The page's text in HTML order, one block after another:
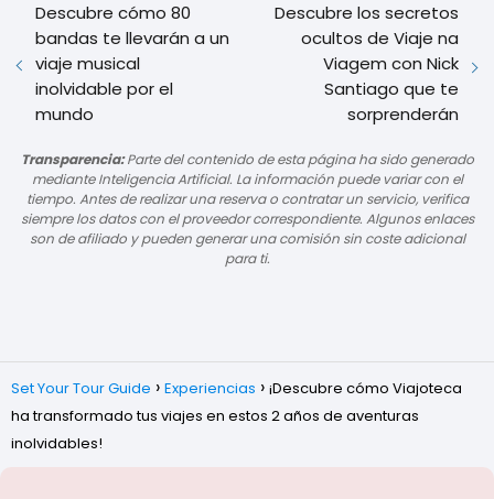
Descubre cómo 80
bandas te llevarán a un
viaje musical
inolvidable por el
mundo
Descubre los secretos
ocultos de Viaje na
Viagem con Nick
Santiago que te
sorprenderán
Transparencia:Parte del contenido de esta página ha sido generado
mediante Inteligencia Artificial. La información puede variar con el
tiempo. Antes de realizar una reserva o contratar un servicio, verifica
siempre los datos con el proveedor correspondiente. Algunos enlaces
son de afiliado y pueden generar una comisión sin coste adicional
para ti.
Set Your Tour Guide Experiencias
¡Descubre cómo Viajoteca
ha transformado tus viajes en estos 2 años de aventuras
inolvidables!